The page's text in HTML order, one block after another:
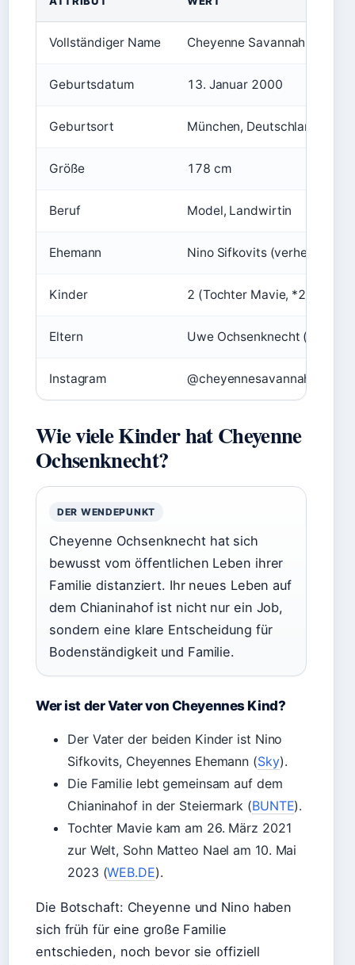
Vollständiger Name Cheyenne Savannah
Geburtsdatum 13. Januar 2000
Geburtsort München, Deutschland
Größe 178 cm
Beruf Model, Landwirtin
Ehemann Nino Sifkovits (verheiratet
Kinder 2 (Tochter Mavie,
Eltern Uwe Ochsenknecht (Vater),
Instagram @cheyennesavannah
Wie viele Kinder hat Cheyenne
Ochsenknecht?
DER WENDEPUNKT
Cheyenne Ochsenknecht hat sich
bewusst vom öffentlichen Leben ihrer
Familie distanziert. Ihr neues Leben auf
dem Chianinahof ist nicht nur ein Job,
sondern eine klare Entscheidung für
Bodenständigkeit und Familie.
Wer ist der Vater von Cheyennes Kind?
Der Vater der beiden Kinder ist Nino
Sifkovits, Cheyennes Ehemann (Sky).
Die Familie lebt gemeinsam auf dem
Chianinahof in der Steiermark (BUNTE).
Tochter Mavie kam am 26. März 2021
zur Welt, Sohn Matteo Nael am 10. Mai
2023 (WEB.DE).
Die Botschaft: Cheyenne und Nino haben
sich früh für eine große Familie
entschieden, noch bevor sie offiziell